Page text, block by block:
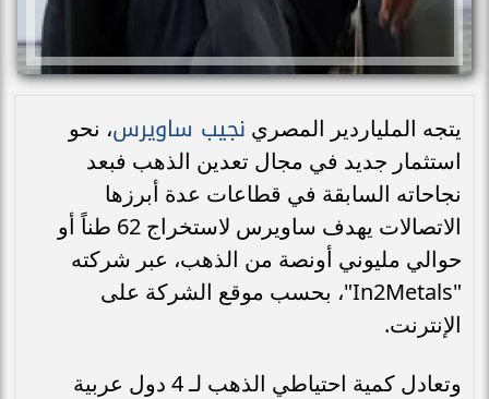
يتجه الملياردير المصري نجيب ساويرس، نحو
استثمار جديد في مجال تعدين الذهب فبعد
نجاحاته السابقة في قطاعات عدة أبرزها
الاتصالات يهدف ساويرس لاستخراج 62 طناً أو
حوالي مليوني أونصة من الذهب، عبر شركته
"In2Metals"، بحسب موقع الشركة على
الإنترنت.
وتعادل كمية احتياطي الذهب لـ 4 دول عربية